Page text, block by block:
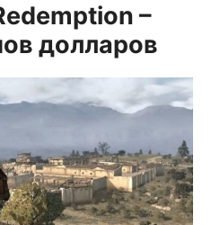
–
долларов